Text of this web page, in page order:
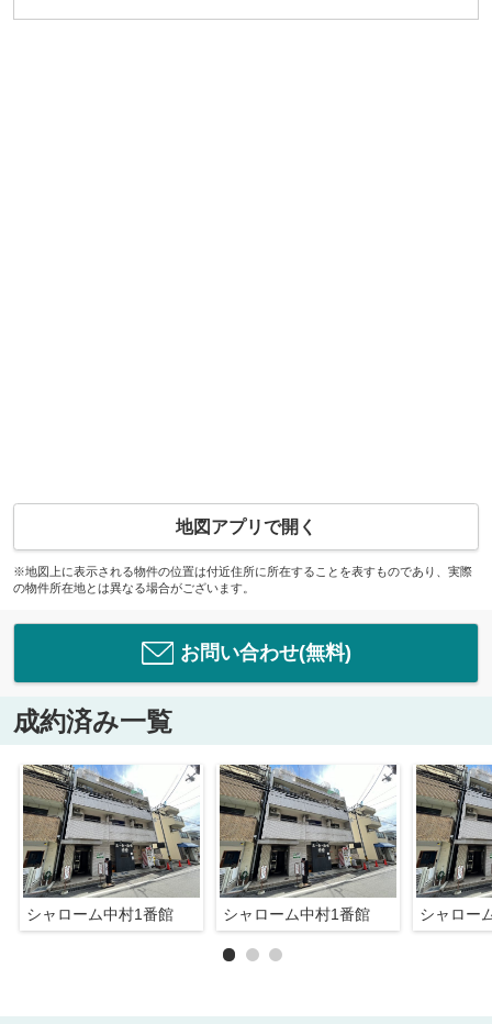
地図アプリで開く
※地図上に表示される物件の位置は付近住所に所在することを表すものであり、実際
の物件所在地とは異なる場合がございます。
お問い合わせ(無料)
成約済み一覧
シャローム中村1番館 シャローム中村1番館 シャロー